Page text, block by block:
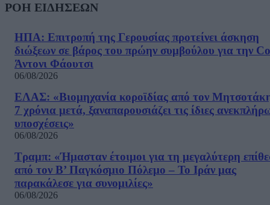
ΡΟΗ ΕΙΔΗΣΕΩΝ
ΗΠΑ: Επιτροπή της Γερουσίας προτείνει άσκηση
διώξεων σε βάρος του πρώην συμβούλου για την
Άντονι Φάουτσι
06/08/2026
ΕΛΑΣ: «Βιομηχανία κοροϊδίας από τον
7 χρόνια μετά, ξαναπαρουσιάζει τις ίδιες
υποσχέσεις»
06/08/2026
Τραμπ: «Ήμασταν έτοιμοι για τη μεγαλύτερη
από τον Β’ Παγκόσμιο Πόλεμο – Το Ιράν μας
παρακάλεσε για συνομιλίες»
06/08/2026